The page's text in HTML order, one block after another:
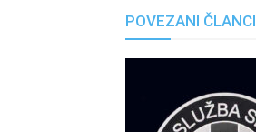
POVEZANI ČLANCI